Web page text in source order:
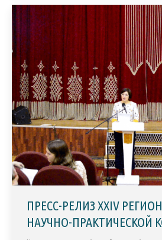
ПРЕСС-РЕЛИЗ XXIV
НАУЧНО-ПРАКТИЧЕСКОЙ